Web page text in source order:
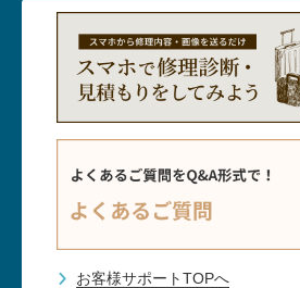
お客様サポートTOPへ